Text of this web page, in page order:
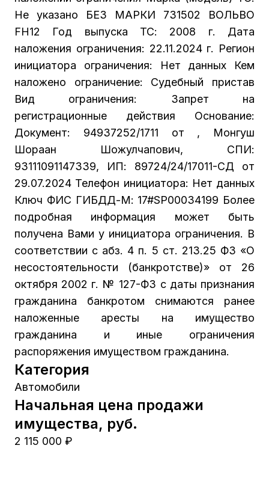
Не указано БЕЗ МАРКИ 731502 ВОЛЬВО
FН12 Год выпуска ТС: 2008 г. Дата
наложения ограничения: 22.11.2024 г. Регион
инициатора ограничения: Нет данных Кем
наложено ограничение: Судебный пристав
Вид ограничения: Запрет на
регистрационные действия Основание:
Документ: 94937252/1711 от , Монгуш
Шораан Шожулчапович, СПИ:
93111091147339, ИП: 89724/24/17011-СД от
29.07.2024 Телефон инициатора: Нет данных
Ключ ФИС ГИБДД-М: 17#SP00034199 Более
подробная информация может быть
получена Вами у инициатора ограничения. В
соответствии с абз. 4 п. 5 ст. 213.25 ФЗ «О
несостоятельности (банкротстве)» от 26
октября 2002 г. № 127-ФЗ с даты признания
гражданина банкротом снимаются ранее
наложенные аресты на имущество
гражданина и иные ограничения
распоряжения имуществом гражданина.
Категория
Автомобили
Начальная цена продажи
имущества, руб.
2 115 000 ₽